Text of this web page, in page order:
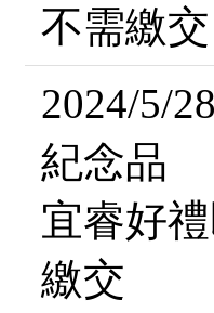
不需繳交
2024/5/
紀念品
宜睿好
繳交